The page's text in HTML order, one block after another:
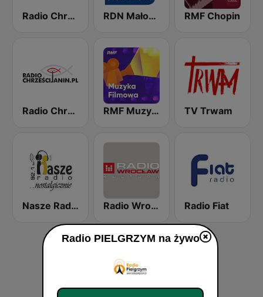
Radio Chrześcijanin RDN Małopolska RMF Chopin
Radio Chrześcijanin - Biblia RMF Muzyka Filmowa TV Trwam
Nasze Radio nostalgicznie Radio Wroclaw Kultura Radio Fiat
Radio PIELGRZYM na żywo